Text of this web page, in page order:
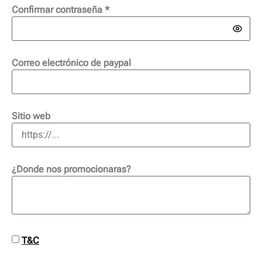
Confirmar contraseña *
Correo electrónico de paypal
Sitio web
¿Donde nos promocionaras?
T&C